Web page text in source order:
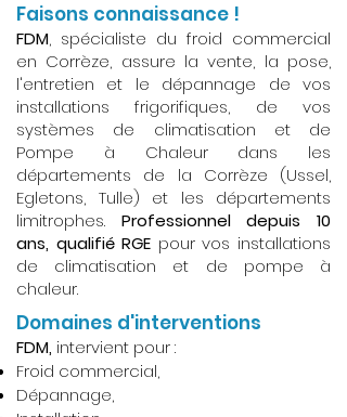
Faisons connaissance !
FDM, spécialiste du froid commercial
en Corrèze, assure la vente, la pose,
l'entretien et le dépannage de vos
installations frigorifiques, de vos
systèmes de climatisation et de
Pompe à Chaleur dans les
départements de la Corrèze (Ussel,
Egletons, Tulle) et les départements
limitrophes. Professionnel depuis 10
ans, qualifié RGE pour vos installations
de climatisation et de pompe à
chaleur.
Domaines d'interventions
FDM, intervient pour :
Froid commercial,
Dépannage,